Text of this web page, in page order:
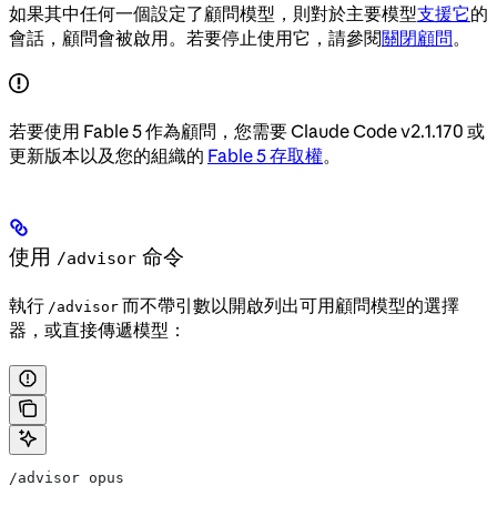
如果其中任何一個設定了顧問模型，則對於主要模型支援它的
會話，顧問會被啟用。若要停止使用它，請參閱關閉顧問。
若要使用 Fable 5 作為顧問，您需要 Claude Code v2.1.170 或
更新版本以及您的組織的 Fable 5 存取權。
使用 /advisor命令
執行 /advisor 而不帶引數以開啟列出可用顧問模型的選擇
器，或直接傳遞模型：
/advisor opus